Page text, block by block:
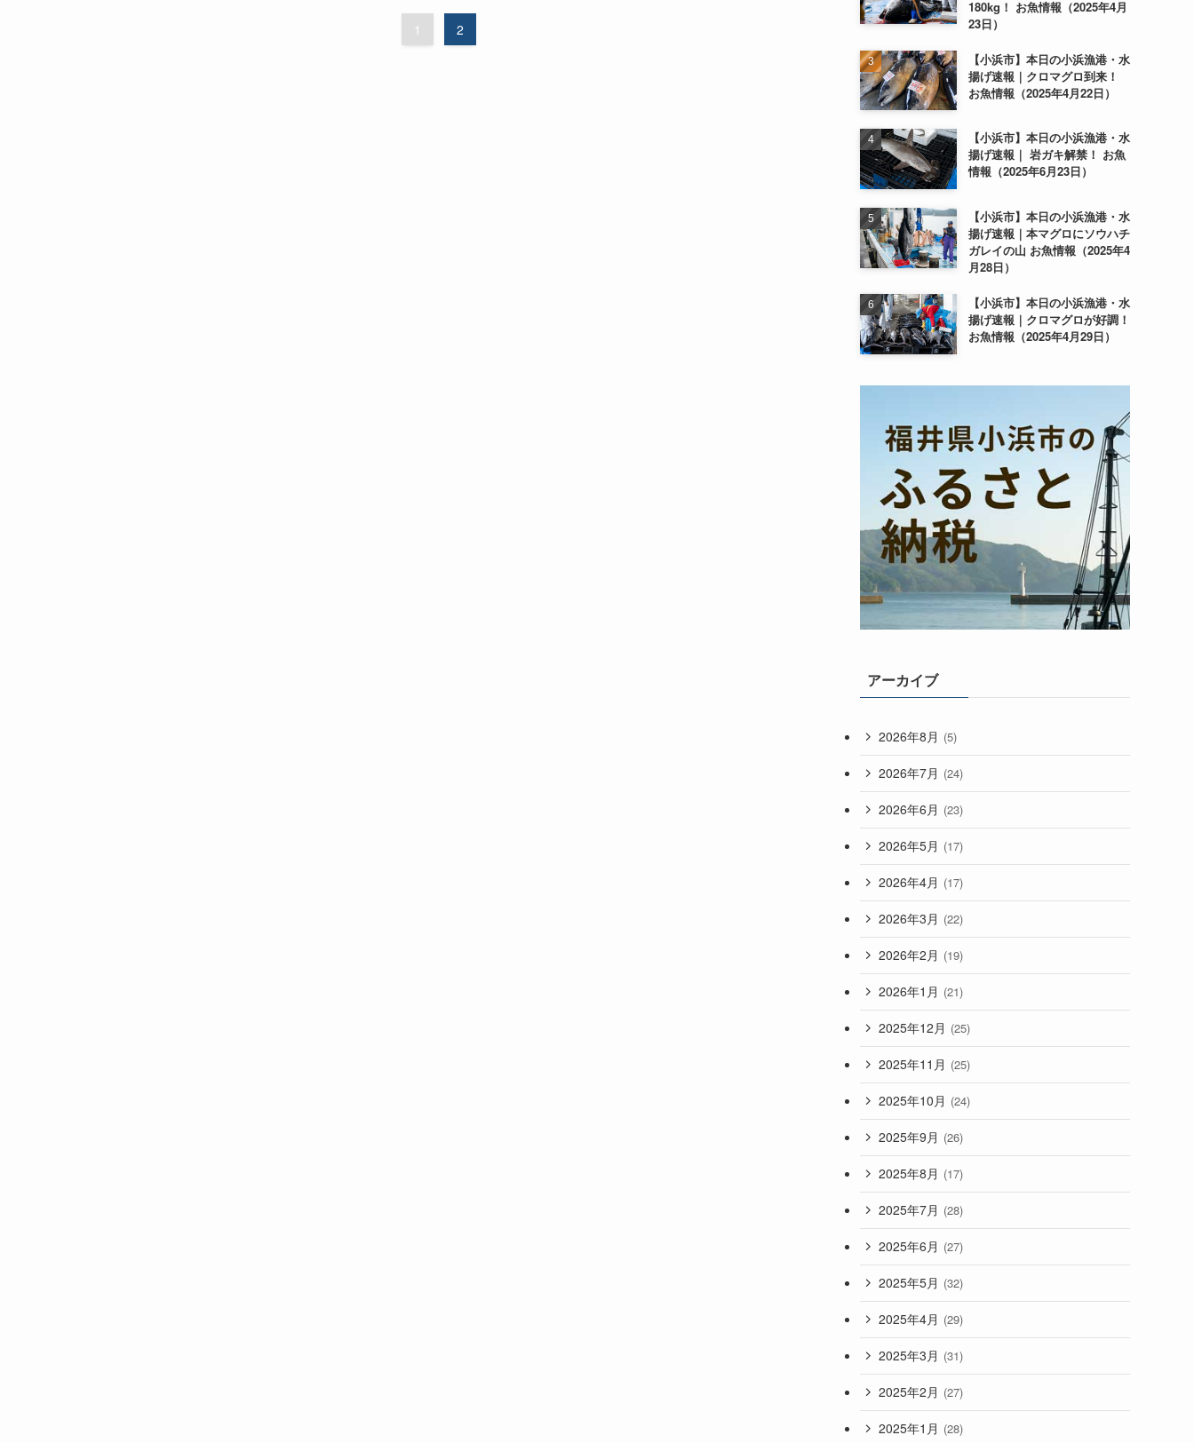
1 2
180kg！ お魚情報（2025年4月
23日）
【小浜市】本日の小浜漁港・水
揚げ速報｜クロマグロ到来！
お魚情報（2025年4月22日）
【小浜市】本日の小浜漁港・水
揚げ速報｜ 岩ガキ解禁！ お魚
情報（2025年6月23日）
【小浜市】本日の小浜漁港・水
揚げ速報｜本マグロにソウハチ
ガレイの山 お魚情報（2025年4
月28日）
【小浜市】本日の小浜漁港・水
揚げ速報｜クロマグロが好調！
お魚情報（2025年4月29日）
アーカイブ
2026年8月 (5)
2026年7月 (24)
2026年6月 (23)
2026年5月 (17)
2026年4月 (17)
2026年3月 (22)
2026年2月 (19)
2026年1月 (21)
2025年12月 (25)
2025年11月 (25)
2025年10月 (24)
2025年9月 (26)
2025年8月 (17)
2025年7月 (28)
2025年6月 (27)
2025年5月 (32)
2025年4月 (29)
2025年3月 (31)
2025年2月 (27)
2025年1月 (28)